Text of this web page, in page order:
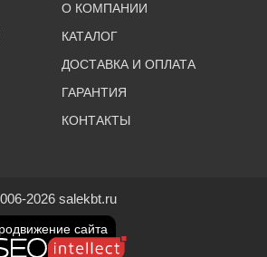
О КОМПАНИИ
КАТАЛОГ
ДОСТАВКА И ОПЛАТА
ГАРАНТИЯ
КОНТАКТЫ
2026 salekbt.ru
сайта